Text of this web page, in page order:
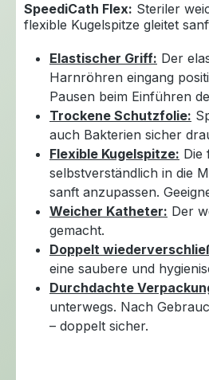
SpeediCath Flex: Steriler
flexible Kugelspitze gleitet
Elastischer Griff: Der
Harnröhren eingang
Pausen beim Einführen
Trockene Schutzfolie:
auch Bakterien sicher
Flexible Kugelspitze: Die
selbstverständlich in die
sanft anzupassen.
Weicher Katheter: Der
gemacht.
Doppelt
eine saubere und
Durchdachte
unterwegs. Nach
– doppelt sicher.